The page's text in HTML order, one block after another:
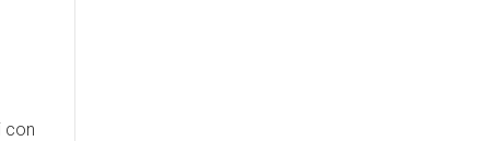
con